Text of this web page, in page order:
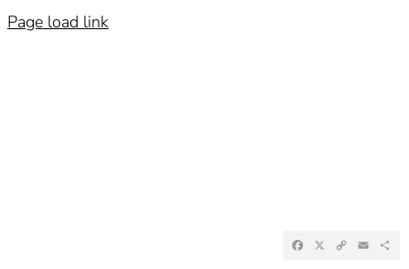
Page load link
Facebook
X CopyEmail